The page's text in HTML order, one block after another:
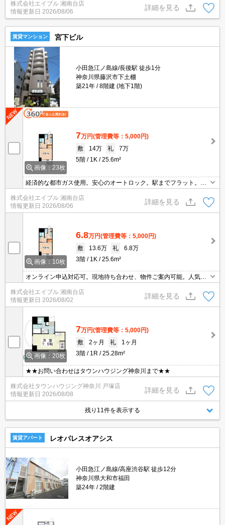
手数料家賃の0.55ヵ月分。経済的な都市ガス使用。便利な宅配BO
X。
株式会社エイブル 湘南台店
情報更新日 2026/08/06
詳細を見る
賃貸マンション 宮下ビル
小田急江ノ島線/長後駅 徒歩1分
神奈川県藤沢市下土棚
築21年
8階建 (地下1階)
画像：23枚
7万円(管理費等：5,000円)
敷
14万 礼
7万
5階
1K 25.6m²
経済的な都市ガス使用。安心のオートロック。駅までフラット。オ
m)買物便利。人気のオートロック付マンション。仲介手数料家賃の
0.55ヵ月分。
株式会社エイブル 湘南台店
情報更新日 2026/08/06
詳細を見る
画像：10枚
6.8万円(管理費等：5,000円)
敷
13.6万 礼
6.8万
3階
1K 25.6m²
オンライン申込対応可。現地待ち合わせ、物件ご案内可能。人気の
く(80m)買物便利。駅までフラット。住環境、あなたの目でお確か
めください。
株式会社エイブル 湘南台店
情報更新日 2026/08/02
詳細を見る
画像：20枚
7万円(管理費等：5,000円)
敷
2ヶ月 礼
1ヶ月
3階
1R 25.28m²
★★お問い合わせはタウンハウジング神奈川まで★★
株式会社タウンハウジング神奈川 戸塚店
情報更新日 2026/08/08
詳細を見る
残り11件を表示する
賃貸アパート レオパレスオアシス
小田急江ノ島線/高座渋谷駅 徒歩12分
神奈川県大和市福田
築24年
2階建